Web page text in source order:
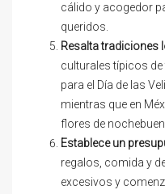
cálido y acogedor
queridos.
Resalta tradiciones
culturales típicos de
para el Día de las
mientras que en
flores de
Establece un
regalos, comida y
excesivos y